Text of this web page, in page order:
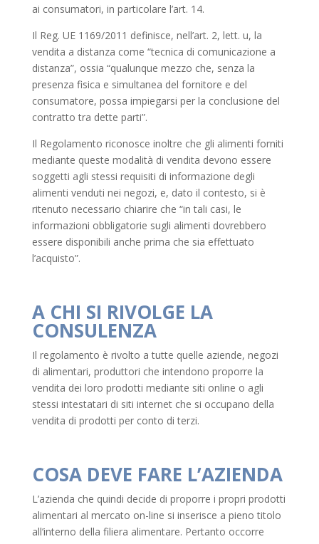
ai consumatori, in particolare l’art. 14.
Il Reg. UE 1169/2011 definisce, nell’art. 2, lett. u, la
vendita a distanza come “tecnica di comunicazione a
distanza”, ossia “qualunque mezzo che, senza la
presenza fisica e simultanea del fornitore e del
consumatore, possa impiegarsi per la conclusione del
contratto tra dette parti”.
Il Regolamento riconosce inoltre che gli alimenti forniti
mediante queste modalità di vendita devono essere
soggetti agli stessi requisiti di informazione degli
alimenti venduti nei negozi, e, dato il contesto, si è
ritenuto necessario chiarire che “in tali casi, le
informazioni obbligatorie sugli alimenti dovrebbero
essere disponibili anche prima che sia effettuato
l’acquisto”.
A CHI SI RIVOLGE LA
CONSULENZA
Il regolamento è rivolto a tutte quelle aziende, negozi
di alimentari, produttori che intendono proporre la
vendita dei loro prodotti mediante siti online o agli
stessi intestatari di siti internet che si occupano della
vendita di prodotti per conto di terzi.
COSA DEVE FARE L’AZIENDA
L’azienda che quindi decide di proporre i propri prodotti
alimentari al mercato on-line si inserisce a pieno titolo
all’interno della filiera alimentare. Pertanto occorre